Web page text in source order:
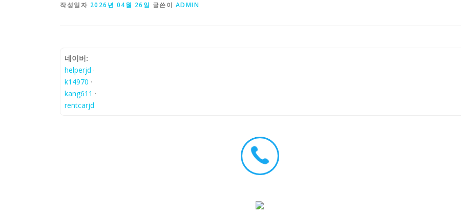
작성일자 2026년 04월 26일 글쓴이 ADMIN
네이버:
helperjd ·
k14970 ·
kang611 ·
rentcarjd